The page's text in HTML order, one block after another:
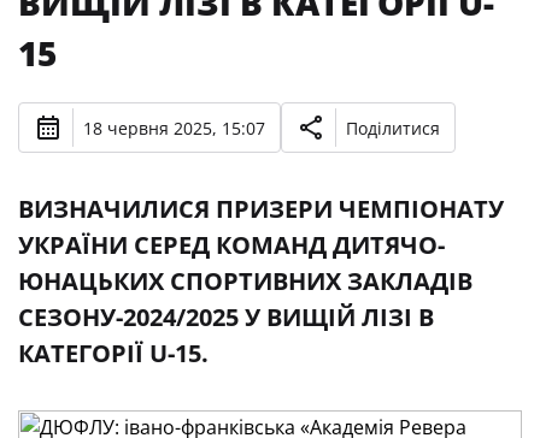
15
18 червня 2025, 15:07 Поділитися
ВИЗНАЧИЛИСЯ ПРИЗЕРИ ЧЕМПІОНАТУ
УКРАЇНИ СЕРЕД КОМАНД ДИТЯЧО-
ЮНАЦЬКИХ СПОРТИВНИХ ЗАКЛАДІВ
СЕЗОНУ-2024/2025 У ВИЩІЙ ЛІЗІ В
КАТЕГОРІЇ U-15.